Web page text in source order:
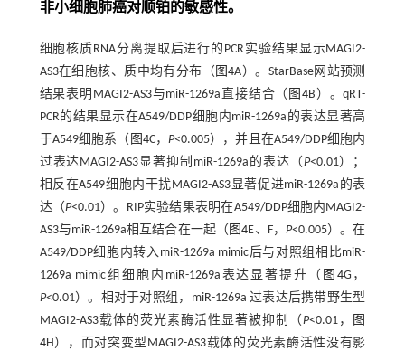
非小细胞肺癌对顺铂的敏感性。
细胞核质RNA分离提取后进行的PCR实验结果显示MAGI2-
AS3在细胞核、质中均有分布（ 图4A）。StarBase网站预测
结果表明MAGI2-AS3与miR-1269a直接结合（ 图4B）。qRT-
PCR的结果显示在A549/DDP细胞内miR-1269a的表达显著高
于A549细胞系（ 图4C， P<0.005），并且在A549/DDP细胞内
过表达MAGI2-AS3显著抑制miR-1269a的表达（P<0.01）；
相反在A549细胞内干扰MAGI2-AS3显著促进miR-1269a的表
达（P<0.01）。RIP实验结果表明在A549/DDP细胞内MAGI2-
AS3与miR-1269a相互结合在一起（ 图4E、F， P<0.005）。在
A549/DDP细胞内转入miR-1269a mimic后与对照组相比miR-
1269a mimic组细胞内miR-1269a表达显著提升（ 图4G，
P<0.01）。相对于对照组，miR-1269a 过表达后携带野生型
MAGI2-AS3载体的荧光素酶活性显著被抑制（P<0.01，
图
4H），而对突变型MAGI2-AS3载体的荧光素酶活性没有影